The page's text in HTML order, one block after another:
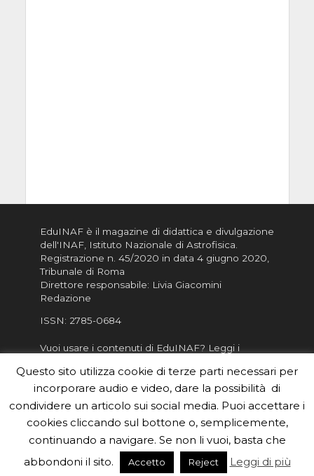
EduINAF è il magazine di didattica e divulgazione
dell'INAF, Istituto Nazionale di Astrofisica
Registrazione n. 45/2020 in data 4 giugno 2020,
Tribunale di Roma
Direttore responsabile: Livia Giacomini
Redazione
ISSN: 2785-0684
Vuoi usare i contenuti di EduINAF? Leggi i
Informativa sulla Privacy
Informatva sui Cookie
Per la rubrica de l'Astronomo risponde, per
inviarci le tue foto o i tuoi contributi, scrivici a
redazione.edu [chiocciola] inaf.it oppure
il form
Questo sito utilizza cookie di terze parti necessari per
incorporare audio e video, dare la possibilità di
condividere un articolo sui social media. Puoi accettare i
cookies cliccando sul bottone o, semplicemente,
continuando a navigare. Se non li vuoi, basta che
abbondoni il sito.
Accetto Reject Leggi di più